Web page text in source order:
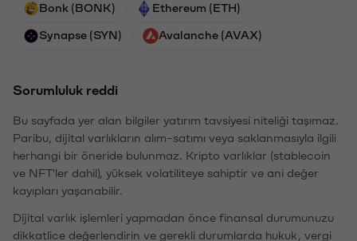
Bonk (BONK) Ethereum (ETH)
Synapse (SYN) Avalanche (AVAX)
Sorumluluk reddi
Bu sayfada yer alan bilgiler yatırım tavsiyesi niteliği taşımaz.
Paribu, dijital varlıkların alım-satımı veya saklanmasıyla ilgili
herhangi bir öneride bulunmaz. Kripto varlıklar (stablecoin
ve NFT'ler dahil), yüksek volatiliteye sahiptir ve ani değer
kayıpları yaşanabilir.
Dijital varlık işlemleri yapmadan önce finansal durumunuzu
dikkatlice değerlendirin ve gerekli durumlarda hukuk, vergi